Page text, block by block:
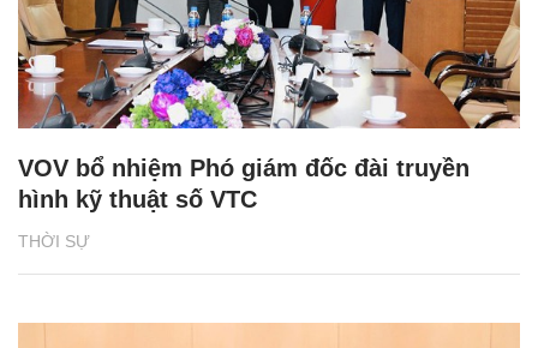
THỜI SỰ
VOV bổ nhiệm Phó giám đốc đài truyền
hình kỹ thuật số VTC